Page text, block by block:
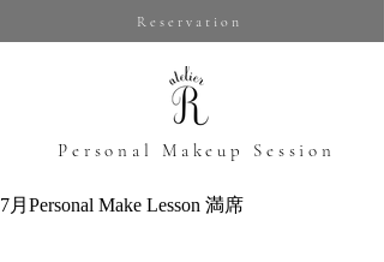
Reservation
​Personal Makeup Session
7月Personal Make Lesson 満席